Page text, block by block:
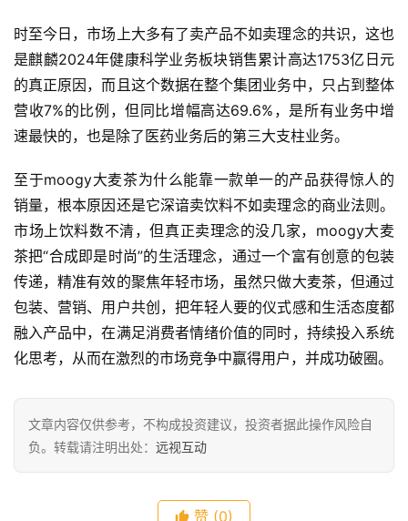
时至今日，市场上大多有了卖产品不如卖理念的共识，这也
是麒麟2024年健康科学业务板块销售累计高达1753亿日元
的真正原因，而且这个数据在整个集团业务中，只占到整体
营收7%的比例，但同比增幅高达69.6%，是所有业务中增
速最快的，也是除了医药业务后的第三大支柱业务。
至于moogy大麦茶为什么能靠一款单一的产品获得惊人的
销量，根本原因还是它深谙卖饮料不如卖理念的商业法则。
市场上饮料数不清，但真正卖理念的没几家，moogy大麦
茶把“合成即是时尚”的生活理念，通过一个富有创意的包装
传递，精准有效的聚焦年轻市场，虽然只做大麦茶，但通过
包装、营销、用户共创，把年轻人要的仪式感和生活态度都
融入产品中，在满足消费者情绪价值的同时，持续投入系统
化思考，从而在激烈的市场竞争中赢得用户，并成功破圈。
文章内容仅供参考，不构成投资建议，投资者据此操作风险自
负。转载请注明出处： 远视互动
赞 (0)